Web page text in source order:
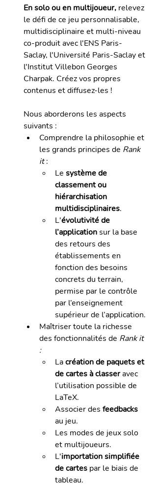
En solo ou en multijoueur, relevez
le défi de ce jeu personnalisable,
multidisciplinaire et multi-niveau
co-produit avec l'ENS Paris-
Saclay, l'Université Paris-Saclay et
l'Institut Villebon Georges
Charpak. Créez vos propres
contenus et diffusez-les !
Nous aborderons les aspects
suivants :
Comprendre la philosophie et
les grands principes de Rank
it :
Le système de
classement ou
hiérarchisation
multidisciplinaires.
L'évolutivité de
l’application sur la base
des retours des
établissements en
fonction des besoins
concrets du terrain,
permise par le contrôle
par l’enseignement
supérieur de l’application.
Maîtriser toute la richesse
des fonctionnalités de Rank it
:
La création de paquets et
de cartes à classer avec
l’utilisation possible de
LaTeX.
Associer des feedbacks
au jeu.
Les modes de jeux solo
et multijoueurs.
L'importation simplifiée
de cartes par le biais de
tableau.